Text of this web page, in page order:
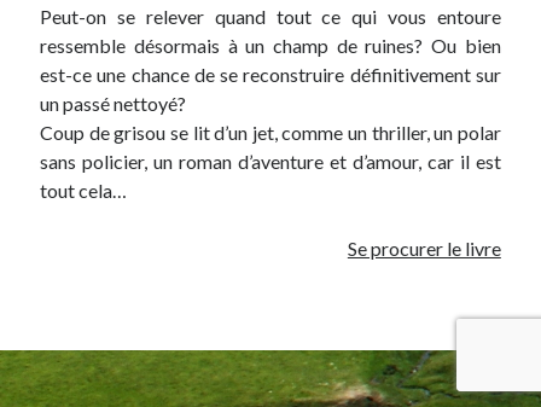
Peut-on se relever quand tout ce qui vous entoure
ressemble désormais à un champ de ruines? Ou bien
est-ce une chance de se reconstruire définitivement sur
un passé nettoyé?
Coup de grisou se lit d’un jet, comme un thriller, un polar
sans policier, un roman d’aventure et d’amour, car il est
tout cela…
Se procurer le livre